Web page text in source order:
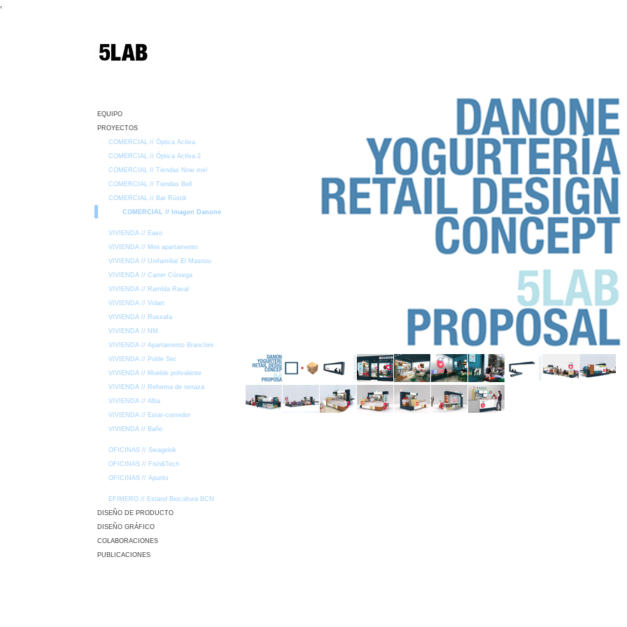
EQUIPO
PROYECTOS
COMERCIAL // Óptica Activa
COMERCIAL // Óptica Activa 2
COMERCIAL // Tiendas Now me!
COMERCIAL // Tiendas Bell
COMERCIAL // Bar Rüstik
COMERCIAL // Imagen Danone
VIVIENDA // Easo
VIVIENDA // Mini apartamento
VIVIENDA // Unifamiliar El Masnou
VIVIENDA // Carrer Còrsega
VIVIENDA // Rambla Raval
VIVIENDA // Volart
VIVIENDA // Russafa
VIVIENDA // NM
VIVIENDA // Apartamento Branchini
VIVIENDA // Poble Sec
VIVIENDA // Mueble polivalente
VIVIENDA // Reforma de terraza
VIVIENDA // Alba
VIVIENDA // Estar-comedor
VIVIENDA // Baño
OFICINAS // Swagelok
OFICINAS // Fish&Tech
OFICINAS // Apunts
EFIMERO // Estand Biocultura BCN
DISEÑO DE PRODUCTO
DISEÑO GRÁFICO
COLABORACIONES
PUBLICACIONES